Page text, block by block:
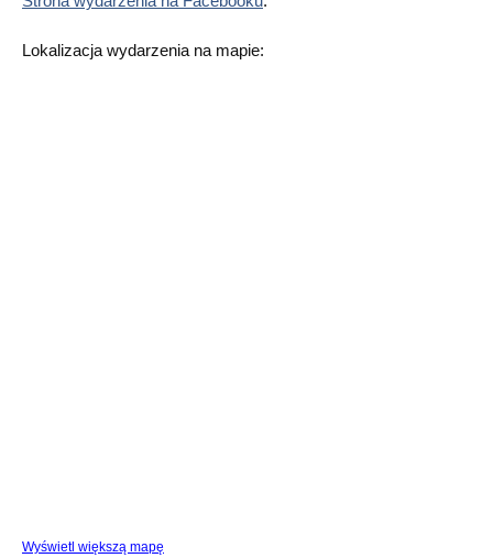
Lokalizacja wydarzenia na mapie:
Wyświetl większą mapę